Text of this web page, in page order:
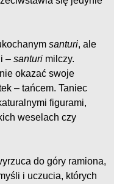
santuri, ale
– santuri milczy.
okazać swoje
– tańcem. Taniec
figurami,
weselach czy
do góry ramiona,
i uczucia, których